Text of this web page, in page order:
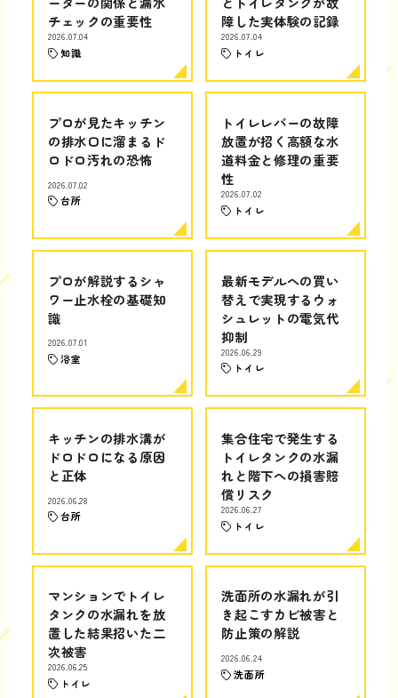
チェックの重要性
2026.07.04
知識
障した実体験の記録
2026.07.04
トイレ
プロが見たキッチン
の排水口に溜まるド
ロドロ汚れの恐怖
2026.07.02
台所
トイレレバーの故障
放置が招く高額な水
道料金と修理の重要
性
2026.07.02
トイレ
プロが解説するシャ
ワー止水栓の基礎知
識
2026.07.01
浴室
最新モデルへの買い
替えで実現するウォ
シュレットの電気代
抑制
2026.06.29
トイレ
キッチンの排水溝が
ドロドロになる原因
と正体
2026.06.28
台所
集合住宅で発生する
トイレタンクの水漏
れと階下への損害賠
償リスク
2026.06.27
トイレ
マンションでトイレ
タンクの水漏れを放
置した結果招いた二
次被害
2026.06.25
トイレ
洗面所の水漏れが引
き起こすカビ被害と
防止策の解説
2026.06.24
洗面所